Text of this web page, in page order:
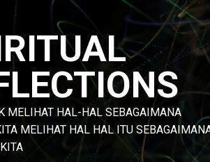
MELIHAT HAL-HAL SEBAGAIMANA
MELIHAT HAL HAL ITU